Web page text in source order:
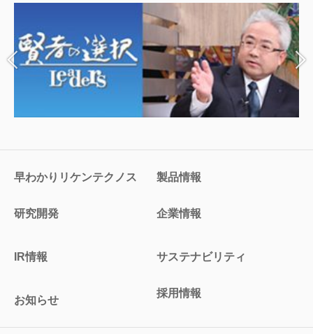
早わかりリケンテクノス 製品情報
研究開発 企業情報
IR情報 サステナビリティ
お知らせ
採用情報